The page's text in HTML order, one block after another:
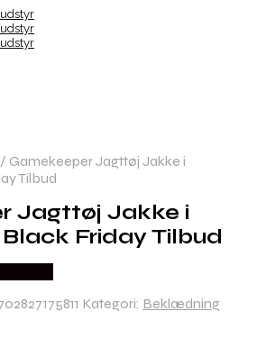
/ Gamekeeper Jagttøj Jakke i
Tilbud
Jagttøj Jakke i
Friday Tilbud
Kategori: Beklædning